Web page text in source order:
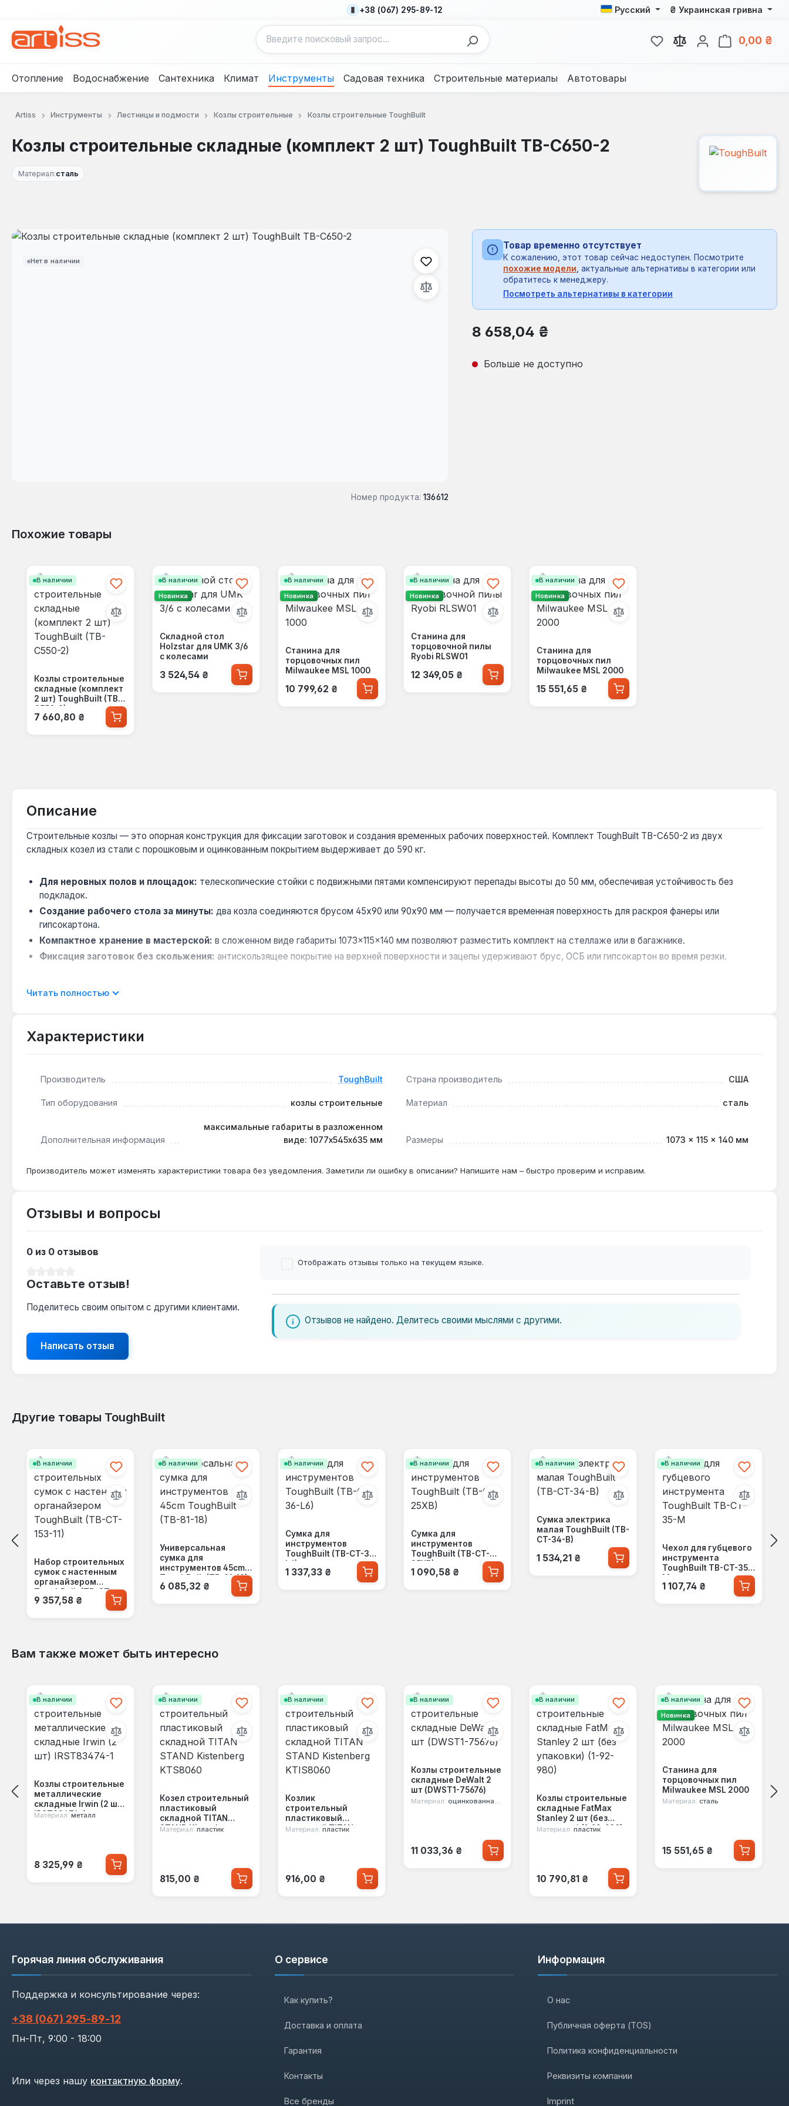
+38 (067) 295-89-12 Русский ₴ Украинская гривна
У вас есть товары из
0,00 ₴
Отопление Водоснабжение Сантехника Климат Инструменты Садовая техника Строительные материалы Автотовары
Artiss Инструменты Лестницы и подмости Козлы строительные Козлы строительные ToughBuilt
Козлы строительные складные (комплект 2 шт) ToughBuilt TB-C650-2
Материал:сталь
Нет в наличии
Пропустить галерею изображений
Номер продукта: 136612
Товар временно отсутствует
К сожалению, этот товар сейчас недоступен. Посмотрите
похожие модели , актуальные альтернативы в категории или
обратитесь к менеджеру.
Посмотреть альтернативы в категории
Обычная цена:
8 658,04 ₴
Больше не доступно
Похожие товары
В наличии
Козлы строительные
складные (комплект
2 шт) ToughBuilt (TB-
C550-2)
Обычная цена:
7 660,80 ₴
В наличии
Новинка
Складной стол
Holzstar для UMK 3/6
с колесами
Обычная цена:
3 524,54 ₴
В наличии
Новинка
Станина для
торцовочных пил
Milwaukee MSL 1000
Обычная цена:
10 799,62 ₴
В наличии
Новинка
Станина для
торцовочной пилы
Ryobi RLSW01
Обычная цена:
12 349,05 ₴
В наличии
Новинка
Станина для
торцовочных пил
Milwaukee MSL 2000
Обычная цена:
15 551,65 ₴
Описание
Строительные козлы — это опорная конструкция для фиксации заготовок и создания временных рабочих поверхностей. Комплект ToughBuilt TB-C650-2 из двух
складных козел из стали с порошковым и оцинкованным покрытием выдерживает до 590 кг.
Для неровных полов и площадок: телескопические стойки с подвижными пятами компенсируют перепады высоты до 50 мм, обеспечивая устойчивость без
подкладок.
Создание рабочего стола за минуты: два козла соединяются брусом 45х90 или 90х90 мм — получается временная поверхность для раскроя фанеры или
гипсокартона.
Компактное хранение в мастерской: в сложенном виде габариты 1073×115×140 мм позволяют разместить комплект на стеллаже или в багажнике.
Фиксация заготовок без скольжения: антискользящее покрытие на верхней поверхности и зацепы удерживают брус, ОСБ или гипсокартон во время резки.
Комплект подходит для профессиональных строителей и столяров на объектах с неровным полом, а также для домашних мастеров в гараже или мастерской.
Читать полностью
Характеристики
Производитель ToughBuilt Страна производитель США
Тип оборудования козлы строительные Материал сталь
Дополнительная информация
максимальные габариты в разложенном
виде: 1077х545х635 мм
Размеры 1073 × 115 × 140 мм
Производитель может изменять характеристики товара без уведомления. Заметили ли ошибку в описании? Напишите нам – быстро проверим и исправим.
Отзывы и вопросы
0 из 0 отзывов
Оставьте отзыв!
Поделитесь своим опытом с другими клиентами.
Написать отзыв
Отображать отзывы только на текущем языке.
Отзывов не найдено. Делитесь своими мыслями с другими.
Другие товары ToughBuilt
В наличии
Набор строительных
сумок с настенным
органайзером
ToughBuilt (TB-CT-
153-11)
Обычная цена:
9 357,58 ₴
В наличии
Универсальная
сумка для
инструментов 45cm
ToughBuilt (TB-81-18)
Обычная цена:
6 085,32 ₴
В наличии
Сумка для
инструментов
ToughBuilt (TB-CT-36-
L6)
Обычная цена:
1 337,33 ₴
В наличии
Сумка для
инструментов
ToughBuilt (TB-CT-
25XB)
Обычная цена:
1 090,58 ₴
В наличии
Сумка электрика
малая ToughBuilt (TB-
CT-34-B)
Обычная цена:
1 534,21 ₴
В наличии
Чехол для губцевого
инструмента
ToughBuilt TB-CT-35-
M
Обычная цена:
1 107,74 ₴
Вам также может быть интересно
В наличии
Козлы строительные
металлические
складные Irwin (2 шт)
IRST83474-1
Материал: металл
Обычная цена:
8 325,99 ₴
В наличии
Козел строительный
пластиковый
складной TITAN
STAND Kistenberg
Материал: пластик
Обычная цена:
815,00 ₴
В наличии
Козлик
строительный
пластиковый
складной TITAN
Материал: пластик
Обычная цена:
916,00 ₴
В наличии
Козлы строительные
складные DeWalt 2
шт (DWST1-75676)
Материал: оцинкованная сталь
Обычная цена:
11 033,36 ₴
В наличии
Козлы строительные
складные FatMax
Stanley 2 шт (без
упаковки) (1-92-980)
Материал: пластик
Обычная цена:
10 790,81 ₴
В наличии
Новинка
Станина для
торцовочных пил
Milwaukee MSL 2000
Материал: сталь
Обычная цена:
15 551,65 ₴
Горячая линия обслуживания
Поддержка и консультирование через:
+38 (067) 295‑89‑12
Пн-Пт, 9:00 - 18:00
Или через нашу контактную форму.
О сервисе
Как купить?
Доставка и оплата
Гарантия
Контакты
Все бренды
Информация
О нас
Публичная оферта (TOS)
Политика конфиденциальности
Реквизиты компании
Imprint